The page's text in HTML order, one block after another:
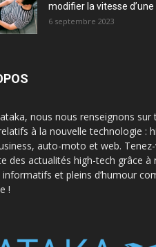
modifier la vitesse d’une
6 septembre 2023
nous nous renseignons sur
à la nouvelle technologie :
auto-moto et web.
des actualités high-tech grâce à
informatifs et pleins d’humour
!